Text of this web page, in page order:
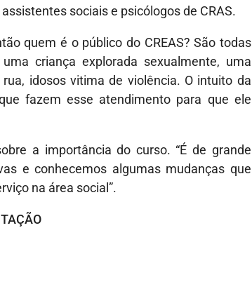
sociais e psicólogos de CRAS.
quem é o público do CREAS? São todas
criança explorada sexualmente, uma
idosos vitima de violência. O intuito da
fazem esse atendimento para que ele
a importância do curso. “É de grande
e conhecemos algumas mudanças que
na área social”.